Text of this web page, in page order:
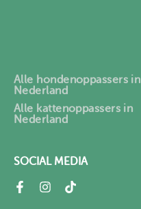
Alle hondenoppassers in
Nederland
Alle kattenoppassers in
Nederland
SOCIAL MEDIA